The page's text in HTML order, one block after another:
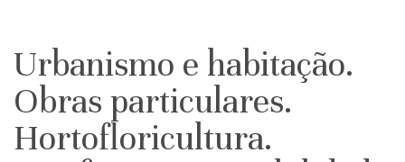
EN
Urbanismo e habitação.
Obras particulares.
Hortofloricultura.